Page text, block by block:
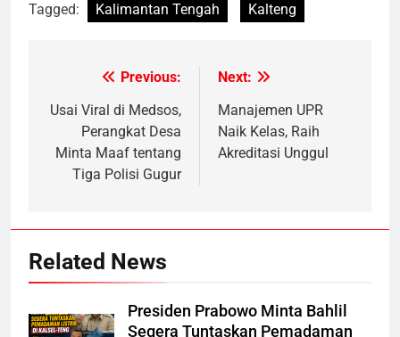
Tagged: Kalimantan Tengah Kalteng
navigation
Previous:
Usai Viral di Medsos,
Perangkat Desa
Minta Maaf tentang
Tiga Polisi Gugur
Next:
Manajemen UPR
Naik Kelas, Raih
Akreditasi Unggul
Related News
Presiden Prabowo Minta Bahlil
Segera Tuntaskan Pemadaman